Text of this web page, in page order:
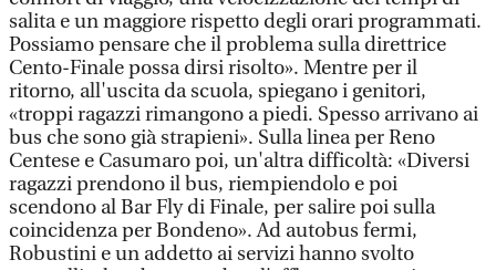
salita e un maggiore rispetto degli orari programmati.
Possiamo pensare che il problema sulla direttrice
Cento-Finale possa dirsi risolto». Mentre per il
ritorno, all'uscita da scuola, spiegano i genitori,
«troppi ragazzi rimangono a piedi. Spesso arrivano ai
bus che sono già strapieni». Sulla linea per Reno
Centese e Casumaro poi, un'altra difficoltà: «Diversi
ragazzi prendono il bus, riempiendolo e poi
scendono al Bar Fly di Finale, per salire poi sulla
coincidenza per Bondeno». Ad autobus fermi,
Robustini e un addetto ai servizi hanno svolto